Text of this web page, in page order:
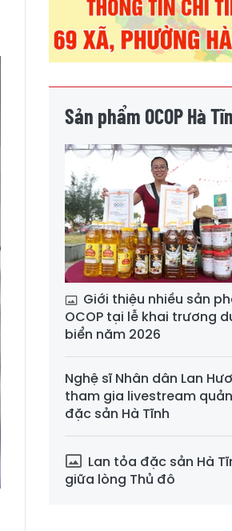
Sản phẩm OCOP Hà
Giới thiệu nhiều sản
OCOP tại lễ khai trương
biển năm 2026
Nghệ sĩ Nhân dân Lan
tham gia livestream
đặc sản Hà Tĩnh
Lan tỏa đặc sản Hà
giữa lòng Thủ đô